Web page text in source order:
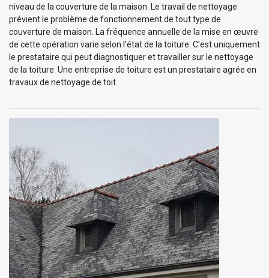
niveau de la couverture de la maison. Le travail de nettoyage
prévient le problème de fonctionnement de tout type de
couverture de maison. La fréquence annuelle de la mise en œuvre
de cette opération varie selon l’état de la toiture. C’est uniquement
le prestataire qui peut diagnostiquer et travailler sur le nettoyage
de la toiture. Une entreprise de toiture est un prestataire agrée en
travaux de nettoyage de toit.